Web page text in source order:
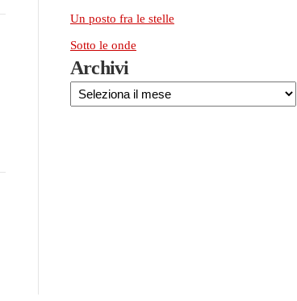
Un posto fra le stelle
Sotto le onde
Archivi
Archivi